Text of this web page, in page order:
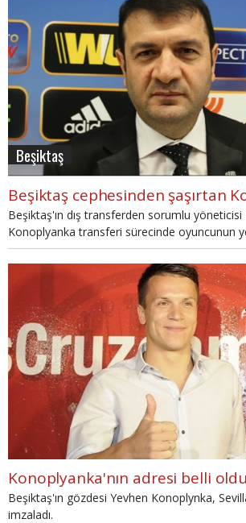
Beşiktaş
Beşiktaş'ın dış transferden sorumlu yöneticisi
Konoplyanka transferi sürecinde oyuncunun
tanıdığını söyledi.
Konoplyanka'nın adresi belli oldu
Beşiktaş'ın gözdesi Yevhen Konoplynka,
imzaladı.